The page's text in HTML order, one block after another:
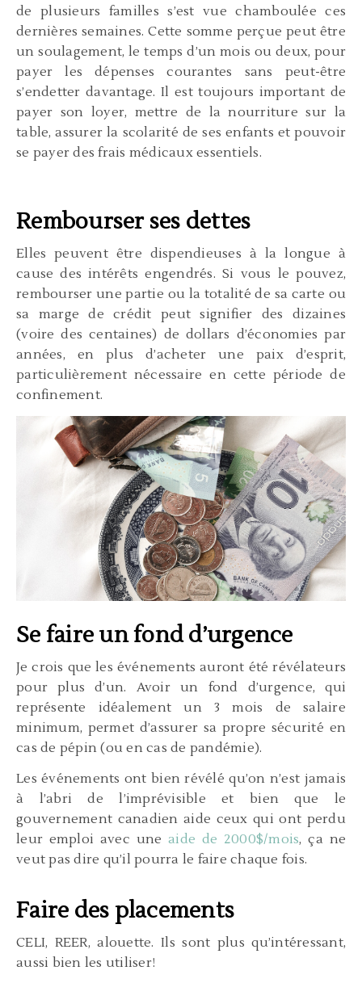
de plusieurs familles s’est vue chamboulée ces
dernières semaines. Cette somme perçue peut être
un soulagement, le temps d’un mois ou deux, pour
payer les dépenses courantes sans peut-être
s’endetter davantage. Il est toujours important de
payer son loyer, mettre de la nourriture sur la
table, assurer la scolarité de ses enfants et pouvoir
se payer des frais médicaux essentiels.
Rembourser ses dettes
Elles peuvent être dispendieuses à la longue à
cause des intérêts engendrés. Si vous le pouvez,
rembourser une partie ou la totalité de sa carte ou
sa marge de crédit peut signifier des dizaines
(voire des centaines) de dollars d’économies par
années, en plus d’acheter une paix d’esprit,
particulièrement nécessaire en cette période de
confinement.
Se faire un fond d’urgence
Je crois que les événements auront été révélateurs
pour plus d’un. Avoir un fond d’urgence, qui
représente idéalement un 3 mois de salaire
minimum, permet d’assurer sa propre sécurité en
cas de pépin (ou en cas de pandémie).
Les événements ont bien révélé qu’on n’est jamais
à l’abri de l’imprévisible et bien que le
gouvernement canadien aide ceux qui ont perdu
leur emploi avec une aide de 2000$/mois, ça ne
veut pas dire qu’il pourra le faire chaque fois.
Faire des placements
CELI, REER, alouette. Ils sont plus qu’intéressant,
aussi bien les utiliser!